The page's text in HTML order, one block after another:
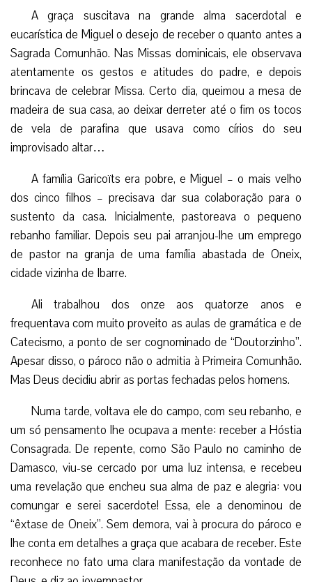
A graça suscitava na grande alma sacerdotal e
eucarística de Miguel o desejo de receber o quanto antes a
Sagrada Comunhão. Nas Missas dominicais, ele observava
atentamente os gestos e atitudes do padre, e depois
brincava de celebrar Missa. Certo dia, queimou a mesa de
madeira de sua casa, ao deixar derreter até o fim os tocos
de vela de parafina que usava como círios do seu
improvisado altar…
A família Garicoïts era pobre, e Miguel – o mais velho
dos cinco filhos – precisava dar sua colaboração para o
sustento da casa. Inicialmente, pastoreava o pequeno
rebanho familiar. Depois seu pai arranjou-lhe um emprego
de pastor na granja de uma família abastada de Oneix,
cidade vizinha de Ibarre.
Ali trabalhou dos onze aos quatorze anos e
frequentava com muito proveito as aulas de gramática e de
Catecismo, a ponto de ser cognominado de “Doutorzinho”.
Apesar disso, o pároco não o admitia à Primeira Comunhão.
Mas Deus decidiu abrir as portas fechadas pelos homens.
Numa tarde, voltava ele do campo, com seu rebanho, e
um só pensamento lhe ocupava a mente: receber a Hóstia
Consagrada. De repente, como São Paulo no caminho de
Damasco, viu-se cercado por uma luz intensa, e recebeu
uma revelação que encheu sua alma de paz e alegria: vou
comungar e serei sacerdote! Essa, ele a denominou de
“êxtase de Oneix”. Sem demora, vai à procura do pároco e
lhe conta em detalhes a graça que acabara de receber. Este
reconhece no fato uma clara manifestação da vontade de